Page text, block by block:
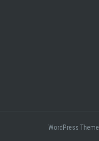
WordPress Theme